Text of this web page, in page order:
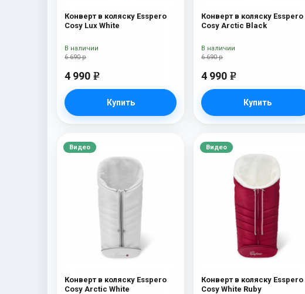
Конверт в коляску Esspero
Cosy Lux White
6 690 р
4 990 e
Купить
В наличии
Конверт в коляску Esspero
Cosy Arctic Black
6 690 р
4 990 e
Купить
В наличии
Видео
Конверт в коляску Esspero
Cosy Arctic White
Видео
Конверт в коляску Esspero
Cosy White Ruby